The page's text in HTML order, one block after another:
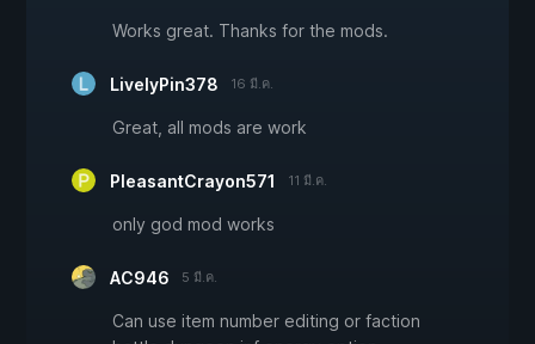
Works great. Thanks for the mods.
LivelyPin378 16 มี.ค.
Great, all mods are work
PleasantCrayon571 11 มี.ค.
only god mod works
AC946 5 มี.ค.
Can use item number editing or faction